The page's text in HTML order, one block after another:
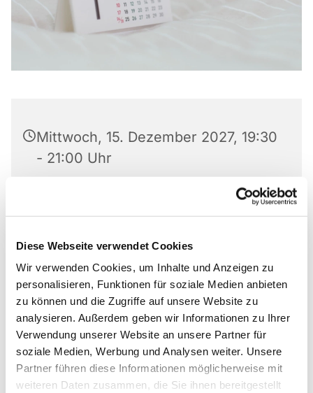
Diese Webseite verwendet Cookies
Wir verwenden Cookies, um Inhalte und Anzeigen zu
personalisieren, Funktionen für soziale Medien anbieten
zu können und die Zugriffe auf unsere Website zu
analysieren. Außerdem geben wir Informationen zu Ihrer
Verwendung unserer Website an unsere Partner für
soziale Medien, Werbung und Analysen weiter. Unsere
Partner führen diese Informationen möglicherweise mit
weiteren Daten zusammen, die Sie ihnen bereitgestellt
Mittwoch, 15. Dezember 2027, 19:30
- 21:00 Uhr
Matthäus-Kirche, Rotheweg 63,
33102 Paderborn
Anmeldung bei 0176 519 101 10
Gruppe von Anonymen Alkoholikern und
Alkoholikerinnen
Anmeldung bei 0176 519 101 10